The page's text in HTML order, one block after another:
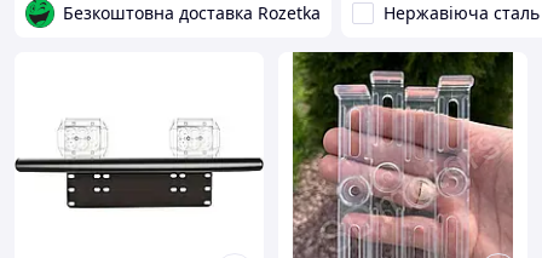
Безкоштовна доставка Rozetka Нержавіюча сталь